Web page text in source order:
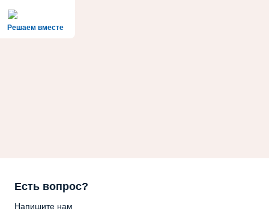
Решаем вместе
Есть вопрос?
Напишите нам